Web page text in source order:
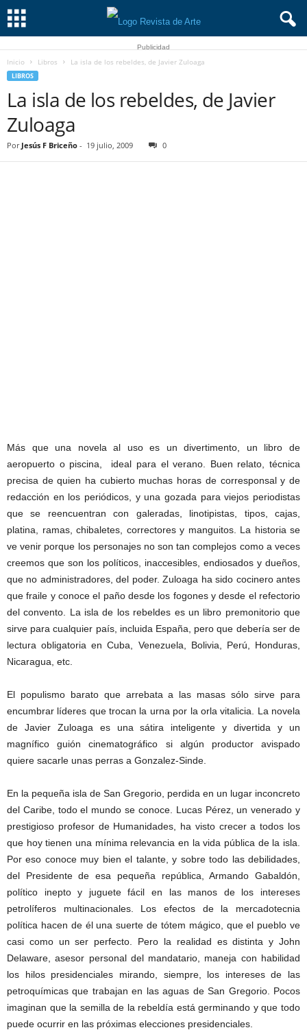
Publicidad
Inicio Libros La isla de los rebeldes, de Javier Zuloaga
LIBROS
La isla de los rebeldes, de Javier
Zuloaga
Por Jesús F Briceño - 19 julio, 2009 0
Más que una novela al uso es un divertimento, un libro de
aeropuerto o piscina, ideal para el verano. Buen relato, técnica
precisa de quien ha cubierto muchas horas de corresponsal y de
redacción en los periódicos, y una gozada para viejos periodistas
que se reencuentran con galeradas, linotipistas, tipos, cajas,
platina, ramas, chibaletes, correctores y manguitos. La historia se
ve venir porque los personajes no son tan complejos como a veces
creemos que son los políticos, inaccesibles, endiosados y dueños,
que no administradores, del poder. Zuloaga ha sido cocinero antes
que fraile y conoce el paño desde los fogones y desde el refectorio
del convento. La isla de los rebeldes es un libro premonitorio que
sirve para cualquier país, incluida España, pero que debería ser de
lectura obligatoria en Cuba, Venezuela, Bolivia, Perú, Honduras,
Nicaragua, etc.
El populismo barato que arrebata a las masas sólo sirve para
encumbrar líderes que trocan la urna por la orla vitalicia. La novela
de Javier Zuloaga es una sátira inteligente y divertida y un
magnífico guión cinematográfico si algún productor avispado
quiere sacarle unas perras a Gonzalez-Sinde.
En la pequeña isla de San Gregorio, perdida en un lugar inconcreto
del Caribe, todo el mundo se conoce. Lucas Pérez, un venerado y
prestigioso profesor de Humanidades, ha visto crecer a todos los
que hoy tienen una mínima relevancia en la vida pública de la isla.
Por eso conoce muy bien el talante, y sobre todo las debilidades,
del Presidente de esa pequeña república, Armando Gabaldón,
político inepto y juguete fácil en las manos de los intereses
petrolíferos multinacionales. Los efectos de la mercadotecnia
política hacen de él una suerte de tótem mágico, que el pueblo ve
casi como un ser perfecto. Pero la realidad es distinta y John
Delaware, asesor personal del mandatario, maneja con habilidad
los hilos presidenciales mirando, siempre, los intereses de las
petroquímicas que trabajan en las aguas de San Gregorio. Pocos
imaginan que la semilla de la rebeldía está germinando y que todo
puede ocurrir en las próximas elecciones presidenciales.